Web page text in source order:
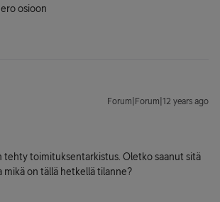
osioon
Forum|Forum|12 years ago
tehty toimituksentarkistus. Oletko saanut sitä
on tällä hetkellä tilanne?